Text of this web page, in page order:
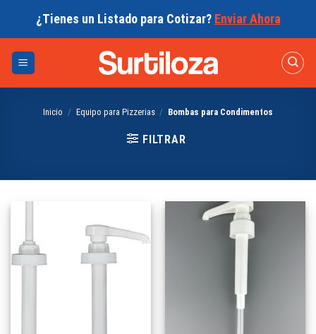
¿Tienes un Listado para Cotizar? Enviar Ahora
Inicio / Equipo para Pizzerias / Bombas para Condimentos
FILTRAR